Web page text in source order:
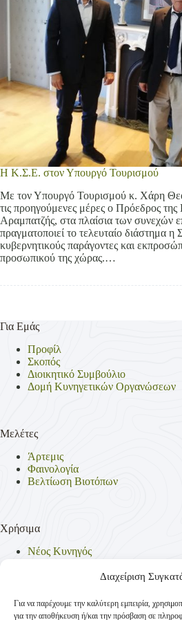
Διαχείριση
Για να παρέχουμε την καλύτερη εμπειρία,
για την αποθήκευση ή/και την πρόσβαση σε
Η Κ.Σ.Ε. στον Υπουργό Τουρισμού
Με τον Υπουργό Τουρισμού κ. Χάρη
τις προηγούμενες μέρες ο Πρόεδρος
Αραμπατζής, στα πλαίσια των συνεχών
πραγματοποιεί το τελευταίο διάστημα
κυβερνητικούς παράγοντες και
προσωπικού της χώρας.…
Για Εμάς
Προφίλ
Σκοπός
Διοικητικό Συμβούλιο
Δομή Κυνηγετικών Οργανώσεων
Μελέτες
Άρτεμις
Φαινολογία
Βελτίωση Βιοτόπων
Χρήσιμα
Νέος Κυνηγός
Νομοθεσία
Πολιτική Απορρήτου